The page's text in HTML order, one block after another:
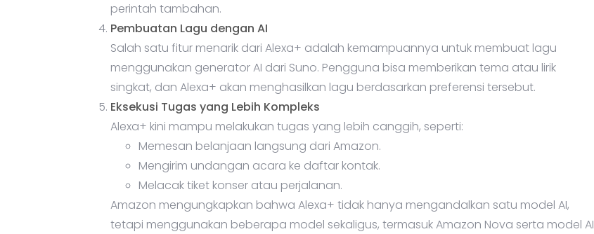
perintah tambahan.
Pembuatan Lagu dengan AI
Salah satu fitur menarik dari Alexa+ adalah kemampuannya untuk membuat lagu
menggunakan generator AI dari Suno. Pengguna bisa memberikan tema atau lirik
singkat, dan Alexa+ akan menghasilkan lagu berdasarkan preferensi tersebut.
Eksekusi Tugas yang Lebih Kompleks
Alexa+ kini mampu melakukan tugas yang lebih canggih, seperti:
Memesan belanjaan langsung dari Amazon.
Mengirim undangan acara ke daftar kontak.
Melacak tiket konser atau perjalanan.
Amazon mengungkapkan bahwa Alexa+ tidak hanya mengandalkan satu model AI,
tetapi menggunakan beberapa model sekaligus, termasuk Amazon Nova serta model AI